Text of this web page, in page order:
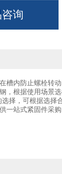
询
槽内防止螺栓转
根据使用场景
择，可根据选择
一站式紧固件采